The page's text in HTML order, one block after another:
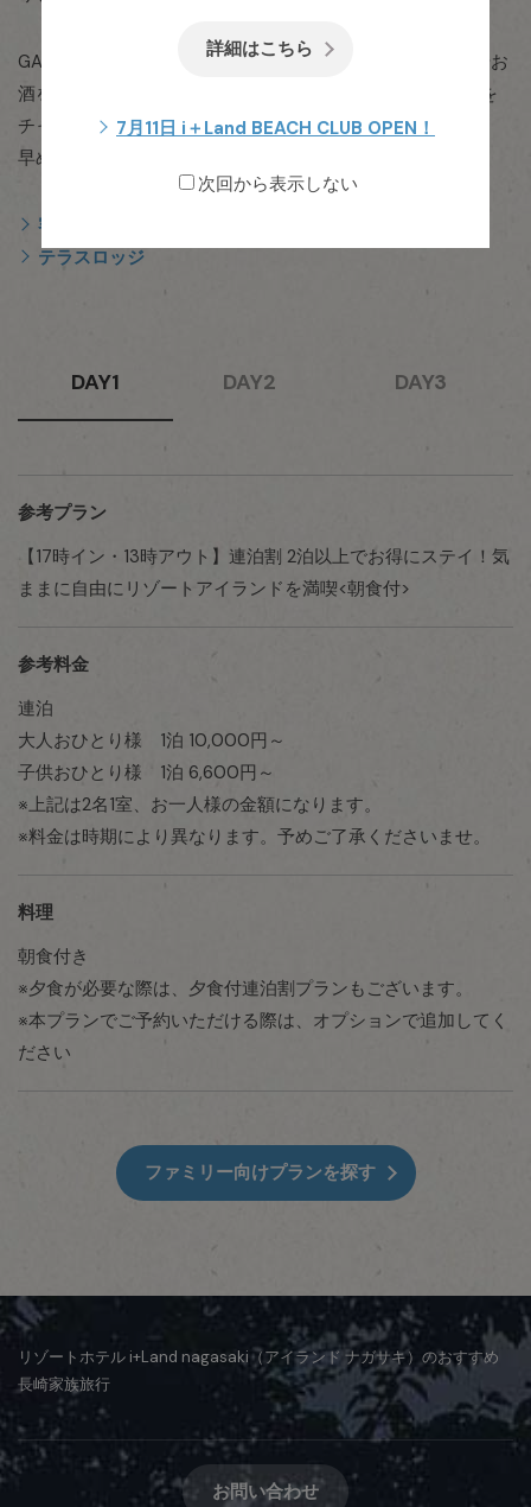
GARDEN SHOPは25:00まで開いているので、少しお菓子やお
酒を買ってお部屋で夫婦の語らいの時間も。明日は、元気を
チャージした子どもたちが早くから起きることを予想して、
早めにベッドへ。
客室
テラスロッジ
DAY1 DAY2 DAY3
参考プラン
【17時イン・13時アウト】連泊割 2泊以上でお得にステイ！気
ままに自由にリゾートアイランドを満喫<朝食付>
参考料金
連泊
大人おひとり様 1泊 10,000円～
子供おひとり様 1泊 6,600円～
※上記は2名1室、お一人様の金額になります。
※料金は時期により異なります。予めご了承くださいませ。
料理
朝食付き
※夕食が必要な際は、夕食付連泊割プランもございます。
※本プランでご予約いただける際は、オプションで追加してく
ださい
ファミリー向けプランを探す
リゾートホテル i+Land nagasaki（アイランド ナガサキ）のおすすめ
長崎家族旅行
お問い合わせ
詳細はこちら
7月11日 i＋Land BEACH CLUB OPEN！
次回から表示しない